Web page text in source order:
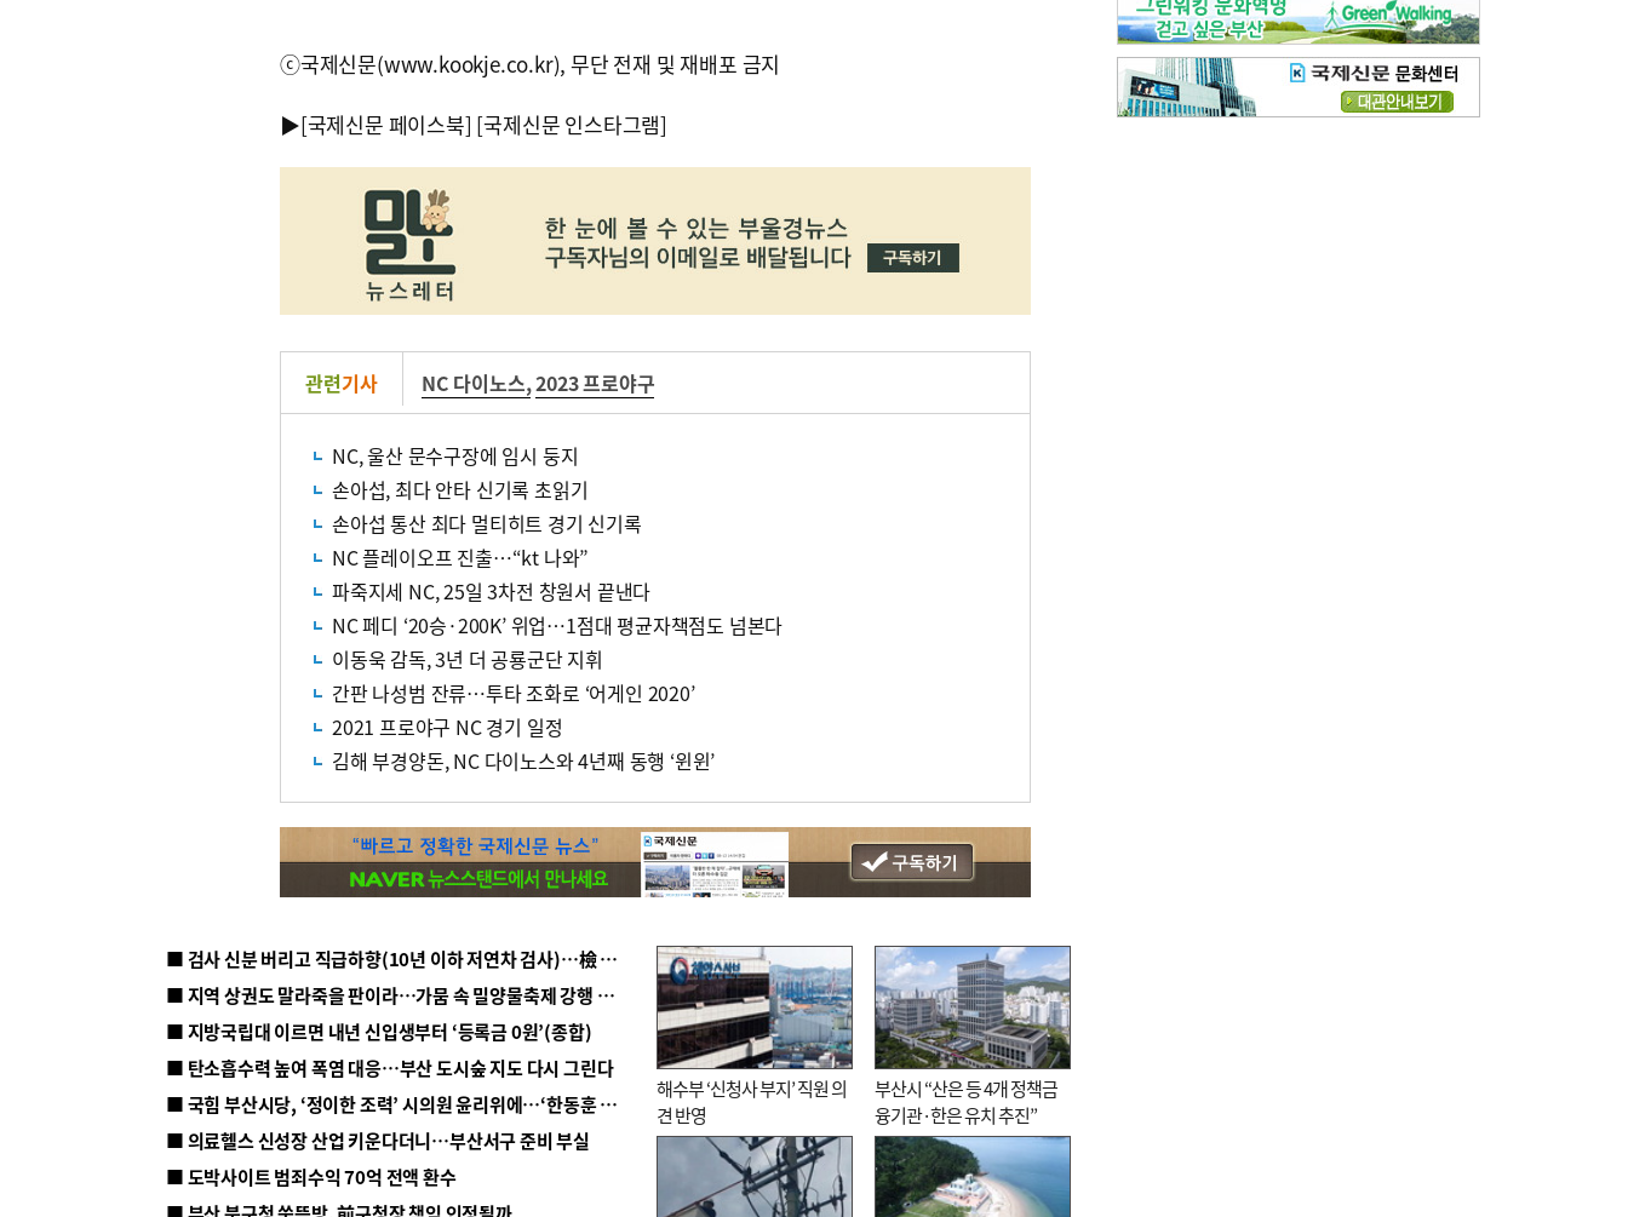
ⓒ국제신문(www.kookje.co.kr), 무단 전재 및 재배포 금지
▶[국제신문 페이스북] [국제신문 인스타그램]
관련기사 NC 다이노스,2023 프로야구
NC, 울산 문수구장에 임시 둥지
손아섭, 최다 안타 신기록 초읽기
손아섭 통산 최다 멀티히트 경기 신기록
NC 플레이오프 진출…“kt 나와”
파죽지세 NC, 25일 3차전 창원서 끝낸다
NC 페디 ‘20승·200K’ 위업…1점대 평균자책점도 넘본다
이동욱 감독, 3년 더 공룡군단 지휘
간판 나성범 잔류…투타 조화로 ‘어게인 2020’
2021 프로야구 NC 경기 일정
김해 부경양돈, NC 다이노스와 4년째 동행 ‘윈윈’
■ 검사 신분 버리고 직급하향(10년 이하 저연차 검사)…檢 중수청행 기피
■ 지역 상권도 말라죽을 판이라…가뭄 속 밀양물축제 강행 논란
■ 지방국립대 이르면 내년 신입생부터 ‘등록금 0원’(종합)
■ 탄소흡수력 높여 폭염 대응…부산 도시숲 지도 다시 그린다
■ 국힘 부산시당, ‘정이한 조력’ 시의원 윤리위에…‘한동훈 지지’도 신고접수
■ 의료헬스 신성장 산업 키운다더니…부산서구 준비 부실
■ 도박사이트 범죄수익 70억 전액 환수
해수부 ‘신청사 부지’ 직원 의
견 반영
부산시 “산은 등 4개 정책금
융기관·한은 유치 추진”